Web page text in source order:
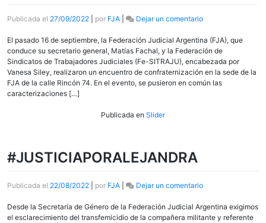
Publicada el 27/09/2022 por FJA Dejar un comentarioen
UNIDAD
AVANZAMOS:
ENCUENTRO
ENTRE
LA
El pasado 16 de septiembre, la Federación Judicial Argentina (FJA), que
conduce su secretario general, Matías Fachal, y la Federación de
Sindicatos de Trabajadores Judiciales (Fe-SITRAJU), encabezada por
Vanesa Siley, realizaron un encuentro de confraternización en la sede de la
FJA de la calle Rincón 74. En el evento, se pusieron en común las
caracterizaciones […]
Publicada en Slider
#JUSTICIAPORALEJANDRA
Publicada el 22/08/2022 por FJA Dejar un comentarioen
Desde la Secretaría de Género de la Federación Judicial Argentina exigimos
el esclarecimiento del transfemicidio de la compañera militante y referente